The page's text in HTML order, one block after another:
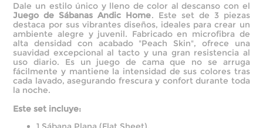
Dale un estilo único y lleno de color al descanso con el
Juego de Sábanas Andic Home. Este set de 3 piezas
destaca por sus vibrantes diseños, ideales para crear un
ambiente alegre y juvenil. Fabricado en microfibra de
alta densidad con acabado "Peach Skin", ofrece una
suavidad excepcional al tacto y una gran resistencia al
uso diario. Es un juego de cama que no se arruga
fácilmente y mantiene la intensidad de sus colores tras
cada lavado, asegurando frescura y confort durante toda
la noche.
Este set incluye: